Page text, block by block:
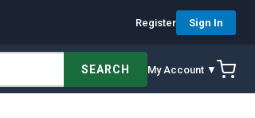
Register Sign In
SEARCH My Account ▼